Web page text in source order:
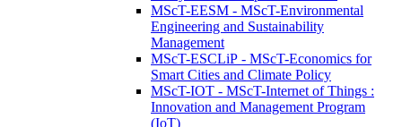
MScT-EESM - MScT-Environmental
Engineering and Sustainability
Management
MScT-ESCLiP - MScT-Economics for
Smart Cities and Climate Policy
MScT-IOT - MScT-Internet of Things :
Innovation and Management Program
(IoT)